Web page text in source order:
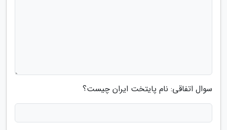
سوال اتفاقی: نام پایتخت ایران چیست؟